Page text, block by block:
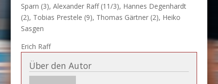
Sparn (3), Alexander Raff (11/3), Hannes Degenhardt
(2), Tobias Prestele (9), Thomas Gärtner (2), Heiko
Sasgen
Erich Raff
Über den Autor